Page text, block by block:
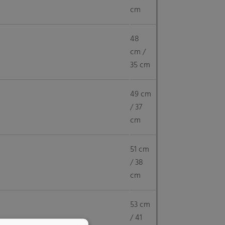
cm
48
cm /
35 cm
49 cm
/ 37
cm
51 cm
/ 38
cm
53 cm
/ 41